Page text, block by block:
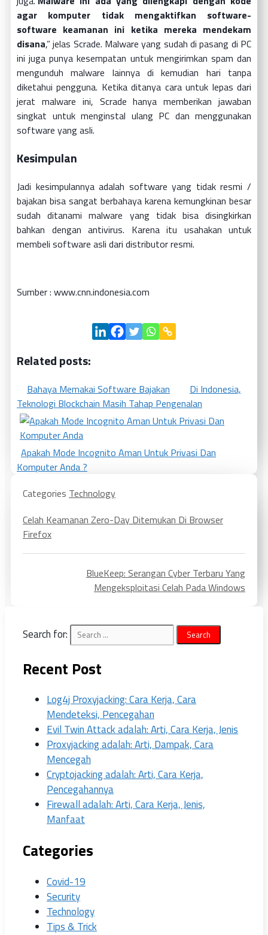
agar komputer tidak mengaktifkan software-
software keamanan ini ketika mereka mendekam
disana,” jelas Scrade. Malware yang sudah di pasang di PC
ini juga punya kesempatan untuk mengirimkan spam dan
mengunduh malware lainnya di kemudian hari tanpa
diketahui pengguna. Ketika ditanya cara untuk lepas dari
jerat malware ini, Scrade hanya memberikan jawaban
singkat untuk menginstal ulang PC dan menggunakan
software yang asli.
Kesimpulan
Jadi kesimpulannya adalah software yang tidak resmi /
bajakan bisa sangat berbahaya karena kemungkinan besar
sudah ditanami malware yang tidak bisa disingkirkan
bahkan dengan antivirus. Karena itu usahakan untuk
membeli software asli dari distributor resmi.
Sumber : www.cnn.indonesia.com
Related posts:
Bahaya Memakai Software Bajakan
Di Indonesia,
Teknologi Blockchain Masih Tahap Pengenalan
Apakah Mode Incognito Aman Untuk Privasi Dan
Komputer Anda ?
Categories Technology
Celah Keamanan Zero-Day Ditemukan Di Browser
Firefox
BlueKeep: Serangan Cyber Terbaru Yang
Mengeksploitasi Celah Pada Windows
Search for:
Recent Post
Log4j Proxyjacking: Cara Kerja, Cara
Mendeteksi, Pencegahan
Evil Twin Attack adalah: Arti, Cara Kerja, Jenis
Proxyjacking adalah: Arti, Dampak, Cara
Mencegah
Cryptojacking adalah: Arti, Cara Kerja,
Pencegahannya
Firewall adalah: Arti, Cara Kerja, Jenis,
Manfaat
Categories
Covid-19
Security
Technology
Tips & Trick